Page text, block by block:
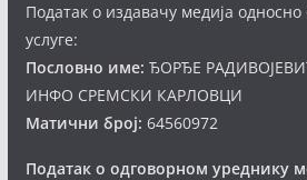
Податак о издавачу медија
услуге:
Пословно име: ЂОРЂЕ
ИНФО СРЕМСКИ КАРЛОВЦИ
Матични број: 64560972
Податак о одговорном уреднику